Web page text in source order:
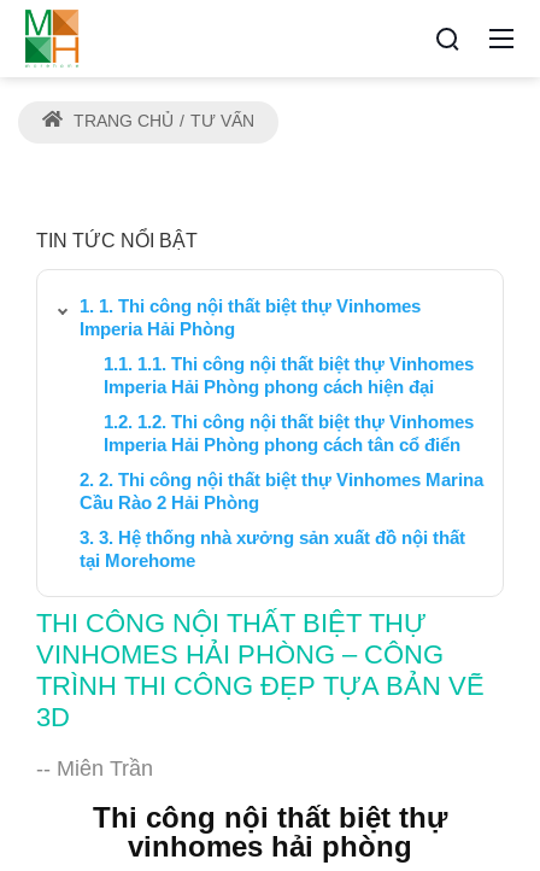
TRANG CHỦ TƯ VẤN
TIN TỨC NỔI BẬT
1. Thi công nội thất biệt thự Vinhomes
Imperia Hải Phòng
1.1. Thi công nội thất biệt thự Vinhomes
Imperia Hải Phòng phong cách hiện đại
1.2. Thi công nội thất biệt thự Vinhomes
Imperia Hải Phòng phong cách tân cổ điển
2. Thi công nội thất biệt thự Vinhomes Marina
Cầu Rào 2 Hải Phòng
3. Hệ thống nhà xưởng sản xuất đồ nội thất
tại Morehome
THI CÔNG NỘI THẤT BIỆT THỰ
VINHOMES HẢI PHÒNG – CÔNG
TRÌNH THI CÔNG ĐẸP TỰA BẢN VẼ
3D
-- Miên Trần
Thi công nội thất biệt thự
vinhomes hải phòng